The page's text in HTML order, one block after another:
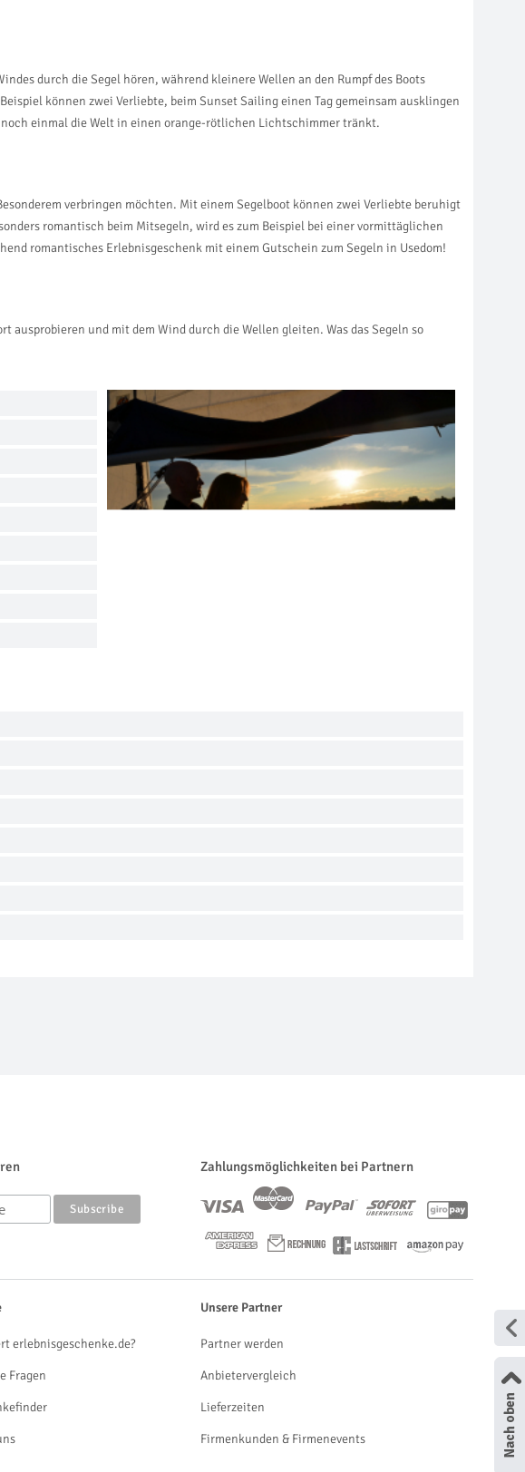
durch die Segel hören, während kleinere Wellen an den Rumpf des Boots
können zwei Verliebte, beim Sunset Sailing einen Tag gemeinsam ausklingen
einmal die Welt in einen orange-rötlichen Lichtschimmer tränkt.
verbringen möchten. Mit einem Segelboot können zwei Verliebte beruhigt
romantisch beim Mitsegeln, wird es zum Beispiel bei einer vormittäglichen
romantisches Erlebnisgeschenk mit einem Gutschein zum Segeln in Usedom!
und mit dem Wind durch die Wellen gleiten. Was das Segeln so
Zahlungsmöglichkeiten bei Partnern
erlebnisgeschenke.de?
Fragen
Unsere Partner
Partner werden
Anbietervergleich
Lieferzeiten
Firmenkunden & Firmenevents